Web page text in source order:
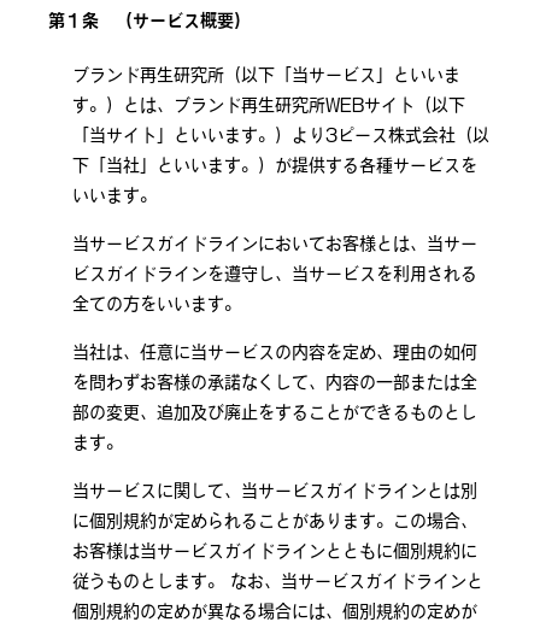
第１条 （サービス概要）
ブランド再生研究所（以下「当サービス」といいま
す。）とは、ブランド再生研究所WEBサイト（以下
「当サイト」といいます。）より3ピース株式会社（以
下「当社」といいます。）が提供する各種サービスを
いいます。
当サービスガイドラインにおいてお客様とは、当サー
ビスガイドラインを遵守し、当サービスを利用される
全ての方をいいます。
当社は、任意に当サービスの内容を定め、理由の如何
を問わずお客様の承諾なくして、内容の一部または全
部の変更、追加及び廃止をすることができるものとし
ます。
当サービスに関して、当サービスガイドラインとは別
に個別規約が定められることがあります。この場合、
お客様は当サービスガイドラインとともに個別規約に
従うものとします。 なお、当サービスガイドラインと
個別規約の定めが異なる場合には、個別規約の定めが